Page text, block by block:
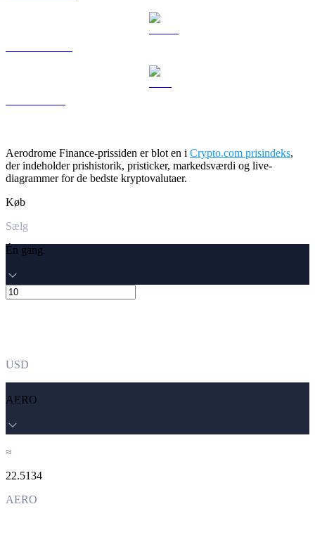
Aerodrome Finance-prissiden er blot en i Crypto.com prisindeks,
der indeholder prishistorik, pristicker, markedsværdi og live-
diagrammer for de bedste kryptovalutaer.
Køb
Sælg
Én gang
USD
AERO
≈
22.5134
AERO